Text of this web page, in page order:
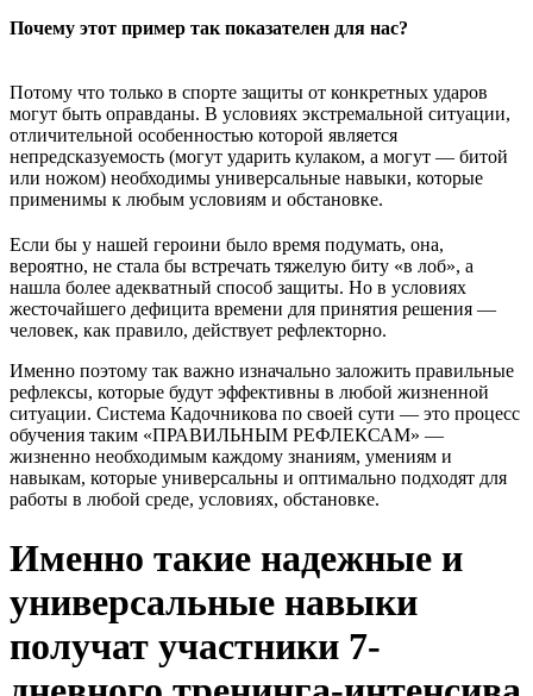
Почему этот пример так показателен для нас?
Потому что только в спорте защиты от конкретных ударов
могут быть оправданы. В условиях экстремальной ситуации,
отличительной особенностью которой является
непредсказуемость (могут ударить кулаком, а могут — битой
или ножом) необходимы универсальные навыки, которые
применимы к любым условиям и обстановке.
Если бы у нашей героини было время подумать, она,
вероятно, не стала бы встречать тяжелую биту «в лоб», а
нашла более адекватный способ защиты. Но в условиях
жесточайшего дефицита времени для принятия решения —
человек, как правило, действует рефлекторно.
Именно поэтому так важно изначально заложить правильные
рефлексы, которые будут эффективны в любой жизненной
ситуации. Система Кадочникова по своей сути — это процесс
обучения таким «ПРАВИЛЬНЫМ РЕФЛЕКСАМ» —
жизненно необходимым каждому знаниям, умениям и
навыкам, которые универсальны и оптимально подходят для
работы в любой среде, условиях, обстановке.
Именно такие надежные и
универсальные навыки
получат участники 7-